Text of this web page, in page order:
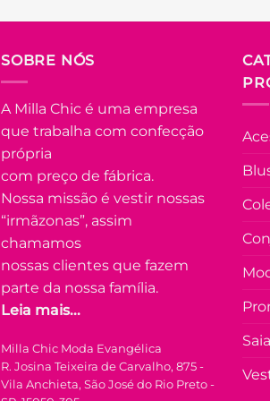
SOBRE NÓS
A Milla Chic é uma empresa
que trabalha com confecção
própria
com preço de fábrica.
Nossa missão é vestir nossas
“irmãzonas”, assim
chamamos
nossas clientes que fazem
parte da nossa família.
Leia mais...
Milla Chic Moda Evangélica
R. Josina Teixeira de Carvalho, 875 -
Vila Anchieta, São José do Rio Preto -